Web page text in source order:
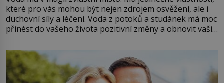
které pro vás mohou být nejen zdrojem osvěžení, ale i
duchovní síly a léčení. Voda z potoků a studánek má moc
přinést do vašeho života pozitivní změny a obnovit vaši
můžete obohatit své rituály a přinést do svého života
větší harmonii a klid. Je důležité